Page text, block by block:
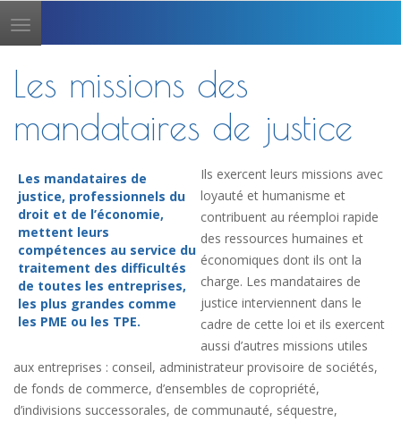
Toggle
navigation
Les missions des
mandataires de justice
Les mandataires de
justice, professionnels du
droit et de l’économie,
mettent leurs
compétences au service du
traitement des difficultés
de toutes les entreprises,
les plus grandes comme
les PME ou les TPE.
Ils exercent leurs missions avec
loyauté et humanisme et
contribuent au réemploi rapide
des ressources humaines et
économiques dont ils ont la
charge. Les mandataires de
justice interviennent dans le
cadre de cette loi et ils exercent
aussi d’autres missions utiles
aux entreprises : conseil, administrateur provisoire de sociétés,
de fonds de commerce, d’ensembles de copropriété,
d’indivisions successorales, de communauté, séquestre,